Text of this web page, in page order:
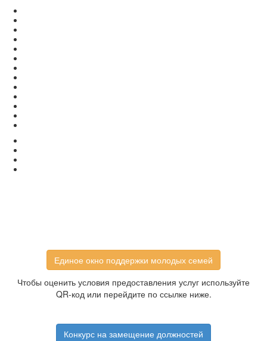
Единое окно поддержки молодых семей
Чтобы оценить условия предоставления услуг используйте
QR-код или перейдите по ссылке ниже.
Конкурс на замещение должностей